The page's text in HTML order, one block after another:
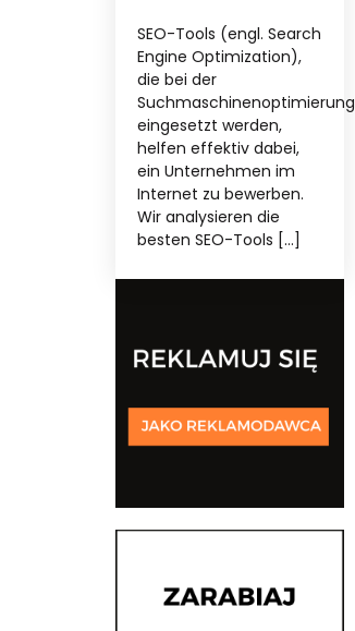
SEO-Tools (engl. Search
Engine Optimization),
die bei der
Suchmaschinenoptimierung
eingesetzt werden,
helfen effektiv dabei,
ein Unternehmen im
Internet zu bewerben.
Wir analysieren die
besten SEO-Tools […]